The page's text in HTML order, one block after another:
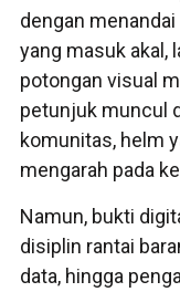
dengan
yang masuk akal,
potongan visual
petunjuk muncul
komunitas, helm
mengarah pada
Namun, bukti
disiplin rantai
data, hingga